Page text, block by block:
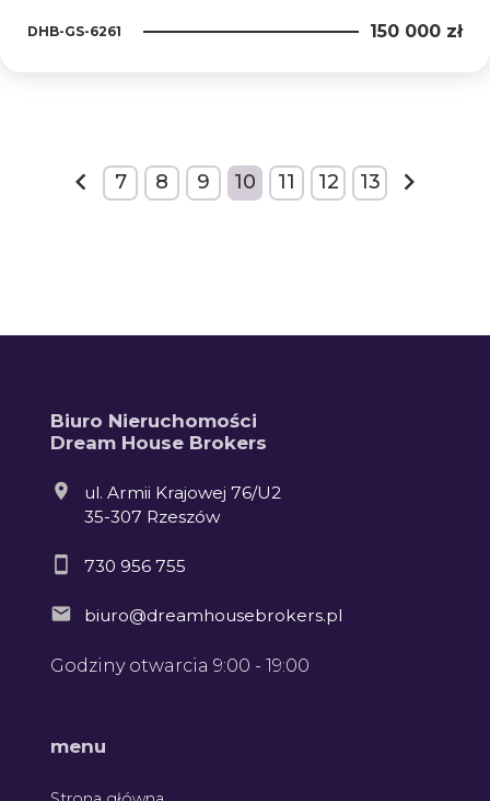
DHB-GS-6261 150 000 zł
17
7
prev
7 8 9 10 11 12 13
next
Biuro Nieruchomości
Dream House Brokers
ul. Armii Krajowej 76/U2
35-307 Rzeszów
730 956 755
biuro@dreamhousebrokers.pl
Godziny otwarcia 9:00 - 19:00
menu